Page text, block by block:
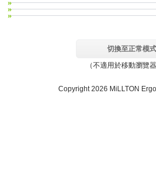
切換至正常模式
（不適用於移動瀏覽器
Copyright 2026 MiLLTON